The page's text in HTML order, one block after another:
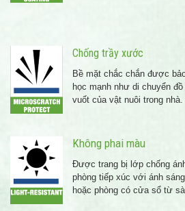
Chống trầy xước
Bề mặt chắc chắn được
học mạnh như di chuyển
vuốt của vật nuôi trong nhà.
Không phai màu
Được trang bị lớp chống
phòng tiếp xúc với ánh
hoặc phòng có cửa sổ từ